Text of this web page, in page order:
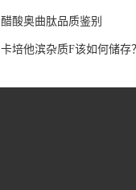
醋酸奥曲肽品质鉴别
卡培他滨杂质F该如何储存